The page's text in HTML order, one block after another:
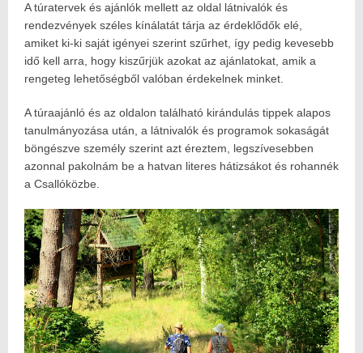
A túratervek és ajánlók mellett az oldal látnivalók és
rendezvények széles kínálatát tárja az érdeklődők elé,
amiket ki-ki saját igényei szerint szűrhet, így pedig kevesebb
idő kell arra, hogy kiszűrjük azokat az ajánlatokat, amik a
rengeteg lehetőségből valóban érdekelnek minket.
A túraajánló és az oldalon található kirándulás tippek alapos
tanulmányozása után, a látnivalók és programok sokaságát
böngészve személy szerint azt éreztem, legszívesebben
azonnal pakolnám be a hatvan literes hátizsákot és rohannék
a Csallóközbe.